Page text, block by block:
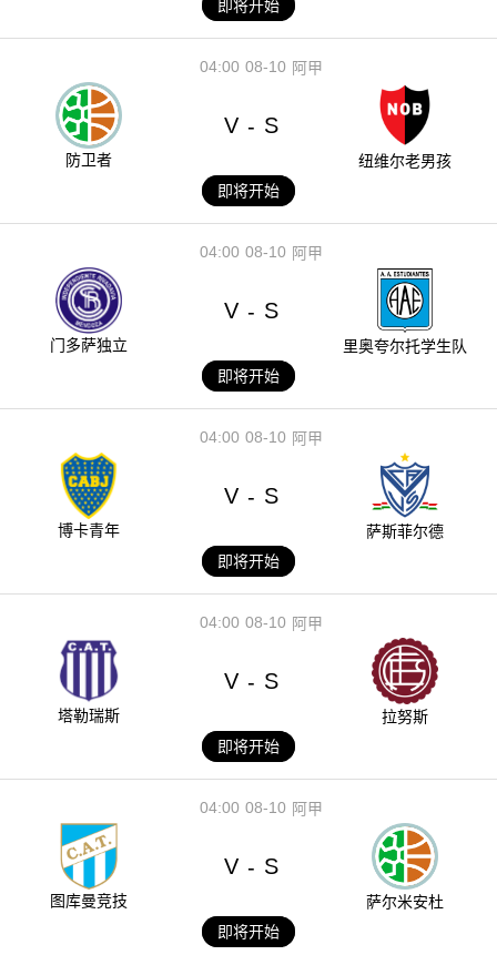
即将开始
08-10
04:00 阿甲
防卫者
V - S
纽维尔老男孩
即将开始
08-10
04:00 阿甲
门多萨独立
V - S
里奥夸尔托学生队
即将开始
08-10
04:00 阿甲
博卡青年
V - S
萨斯菲尔德
即将开始
08-10
04:00 阿甲
塔勒瑞斯
V - S
拉努斯
即将开始
08-10
04:00 阿甲
图库曼竞技
V - S
萨尔米安杜
即将开始